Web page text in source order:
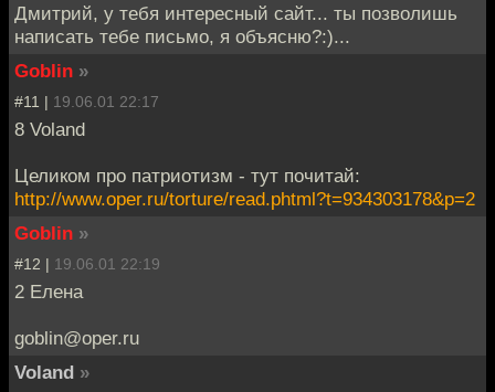
Дмитрий, у тебя интересный сайт... ты позволишь
написать тебе письмо, я объясню?:)...
Goblin »
#11 | 19.06.01 22:17
8 Voland
Целиком про патриотизм - тут почитай:
http://www.oper.ru/torture/read.phtml?t=934303178&p=2
Goblin »
#12 | 19.06.01 22:19
2 Елена
goblin@oper.ru
Voland »